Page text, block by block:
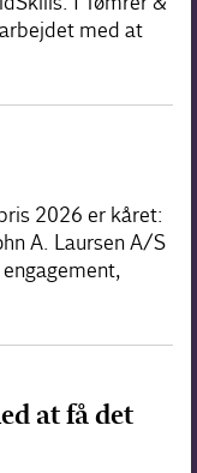
med at
2026 er kåret:
A. Laursen A/S
at få det